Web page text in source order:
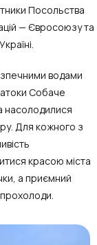
Посольства
— Євросоюзу та
водами
Собаче
насолодилися
Для кожного з
красою міста
а приємний
прохолоди.